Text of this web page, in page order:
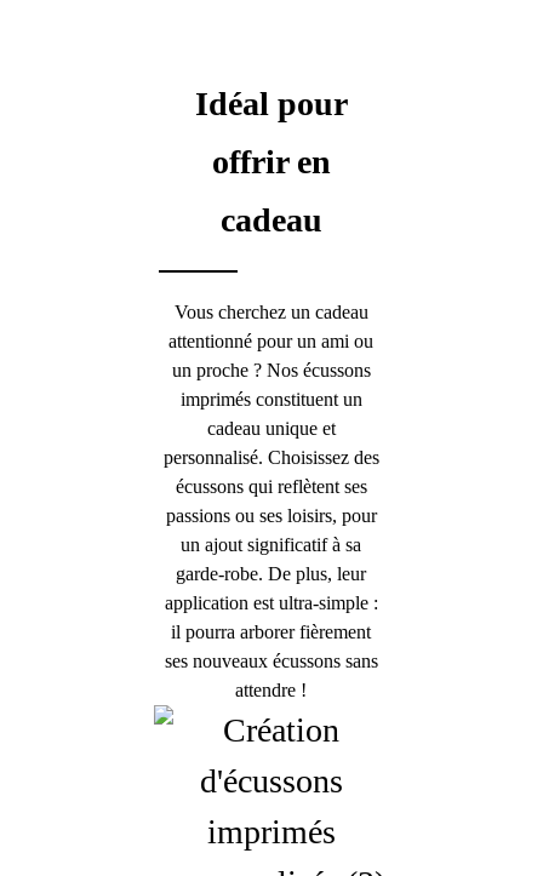
Idéal pour
offrir en
cadeau
Vous cherchez un cadeau
attentionné pour un ami ou
un proche ? Nos écussons
imprimés constituent un
cadeau unique et
personnalisé. Choisissez des
écussons qui reflètent ses
passions ou ses loisirs, pour
un ajout significatif à sa
garde-robe. De plus, leur
application est ultra-simple :
il pourra arborer fièrement
ses nouveaux écussons sans
attendre !